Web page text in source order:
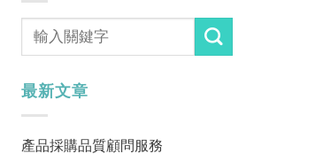
最新文章
產品採購品質顧問服務